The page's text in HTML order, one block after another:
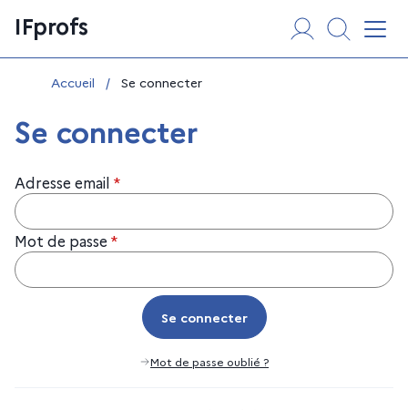
au
contenu
IFprofs
Vous êtes ici :
Accueil / Se connecter
Se connecter
Adresse email *
Mot de passe *
Se connecter
Se connecter
Mot de passe oublié ?